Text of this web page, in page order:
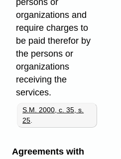
organizations and
require charges to
be paid therefor by
the persons or
organizations
receiving the
services.
S.M. 2000, c. 35, s.
25.
Agreements with